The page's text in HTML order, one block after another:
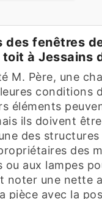
des fenêtres
à Jessains
M. Père, une
conditions
éléments
ils doivent
des
des
ou aux lampes
noter une nette
pièce avec la